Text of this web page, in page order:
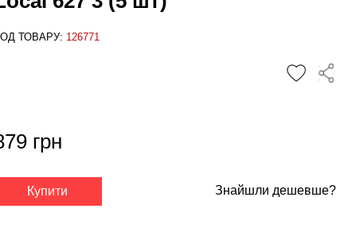
ТОВАРУ: 126771
✕
грн
Купити Знайшли дешевше?